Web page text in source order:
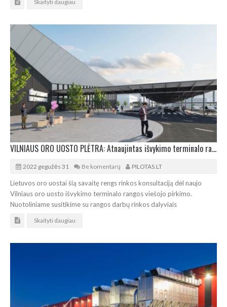
Skaityti daugiau
VILNIAUS ORO UOSTO PLĖTRA: Atnaujintas išvykimo terminalo rangos pirkimas
2022 gegužės 31 Be komentarų PILOTAS.LT
Lietuvos oro uostai šią savaitę rengs rinkos konsultaciją dėl naujo
Vilniaus oro uosto išvykimo terminalo rangos viešojo pirkimo.
Nuotoliniame susitikime su rangos darbų rinkos dalyviais
Skaityti daugiau